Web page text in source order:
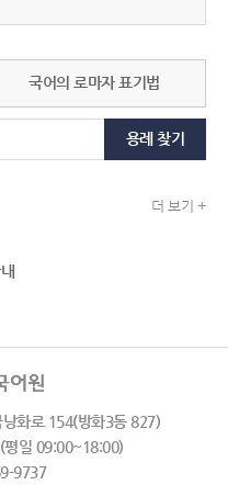
국어의 로마자 표기법
용례 찾기
더 보기 +
화로 154(방화3동 827)
일 09:00~18:00)
9737